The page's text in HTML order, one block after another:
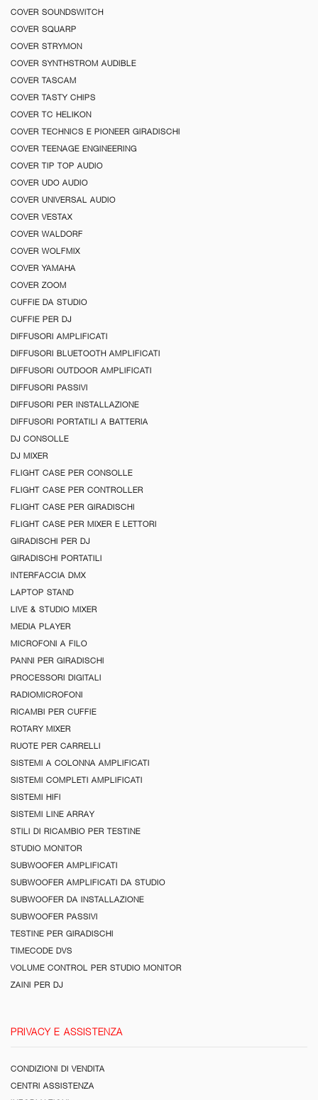
COVER SOUNDSWITCH
COVER SQUARP
COVER STRYMON
COVER SYNTHSTROM AUDIBLE
COVER TASCAM
COVER TASTY CHIPS
COVER TC HELIKON
COVER TECHNICS E PIONEER GIRADISCHI
COVER TEENAGE ENGINEERING
COVER TIP TOP AUDIO
COVER UDO AUDIO
COVER UNIVERSAL AUDIO
COVER VESTAX
COVER WALDORF
COVER WOLFMIX
COVER YAMAHA
COVER ZOOM
CUFFIE DA STUDIO
CUFFIE PER DJ
DIFFUSORI AMPLIFICATI
DIFFUSORI BLUETOOTH AMPLIFICATI
DIFFUSORI OUTDOOR AMPLIFICATI
DIFFUSORI PASSIVI
DIFFUSORI PER INSTALLAZIONE
DIFFUSORI PORTATILI A BATTERIA
DJ CONSOLLE
DJ MIXER
FLIGHT CASE PER CONSOLLE
FLIGHT CASE PER CONTROLLER
FLIGHT CASE PER GIRADISCHI
FLIGHT CASE PER MIXER E LETTORI
GIRADISCHI PER DJ
GIRADISCHI PORTATILI
INTERFACCIA DMX
LAPTOP STAND
LIVE & STUDIO MIXER
MEDIA PLAYER
MICROFONI A FILO
PANNI PER GIRADISCHI
PROCESSORI DIGITALI
RADIOMICROFONI
RICAMBI PER CUFFIE
ROTARY MIXER
RUOTE PER CARRELLI
SISTEMI A COLONNA AMPLIFICATI
SISTEMI COMPLETI AMPLIFICATI
SISTEMI HIFI
SISTEMI LINE ARRAY
STILI DI RICAMBIO PER TESTINE
STUDIO MONITOR
SUBWOOFER AMPLIFICATI
SUBWOOFER AMPLIFICATI DA STUDIO
SUBWOOFER DA INSTALLAZIONE
SUBWOOFER PASSIVI
TESTINE PER GIRADISCHI
TIMECODE DVS
VOLUME CONTROL PER STUDIO MONITOR
ZAINI PER DJ
PRIVACY E ASSISTENZA
CONDIZIONI DI VENDITA
CENTRI ASSISTENZA